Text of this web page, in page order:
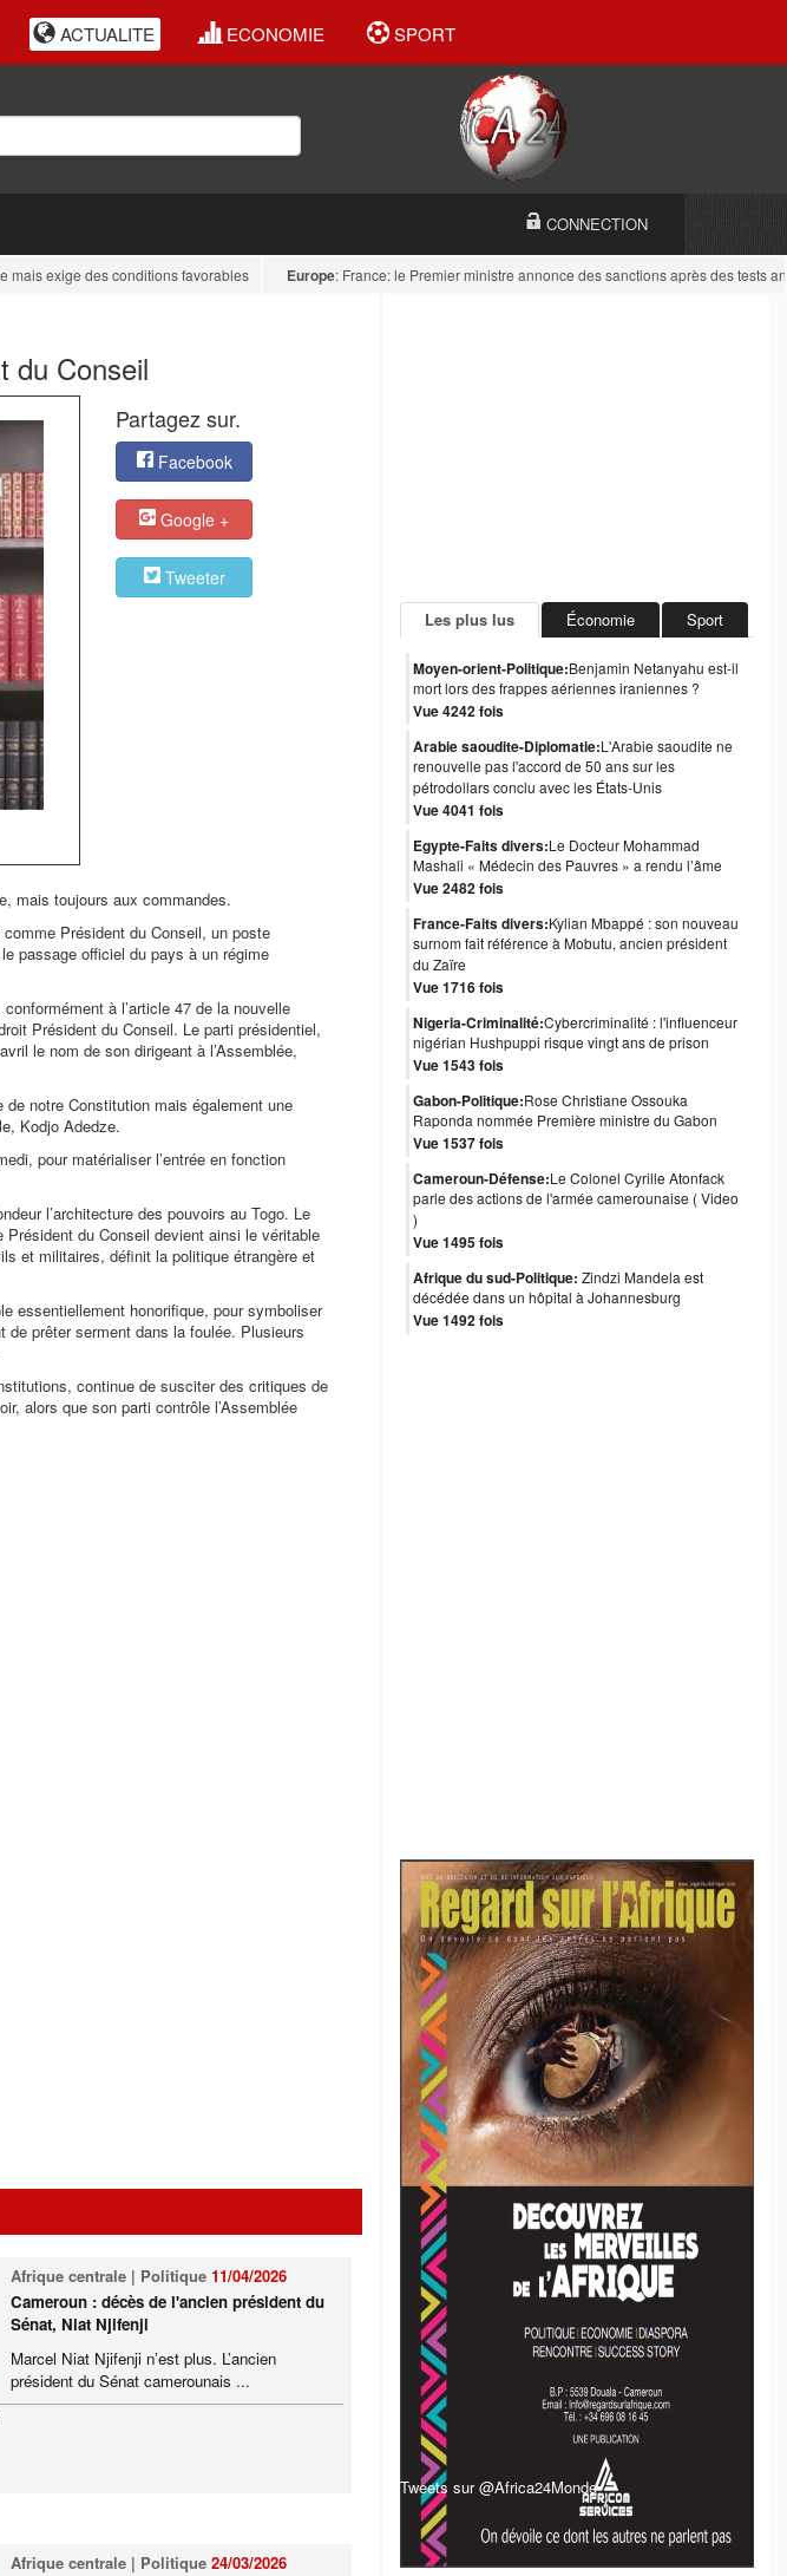
ACTUALITE ECONOMIE SPORT
CONNECTION
exige des conditions favorables Europe: France: le Premier ministre annonce des sanctions après des tests
du Conseil
Partagez sur.
Facebook
Google +
Tweeter
mais toujours aux commandes.
Président du Conseil, un poste
passage officiel du pays à un régime
à l’article 47 de la nouvelle
Président du Conseil. Le parti présidentiel,
le nom de son dirigeant à l’Assemblée,
notre Constitution mais également une
Kodjo Adedze.
pour matérialiser l’entrée en fonction
l’architecture des pouvoirs au Togo. Le
Président du Conseil devient ainsi le véritable
et militaires, définit la politique étrangère et
essentiellement honorifique, pour symboliser
de prêter serment dans la foulée. Plusieurs
continue de susciter des critiques de
alors que son parti contrôle l’Assemblée
Afrique centrale | Politique 11/04/2026
Cameroun : décès de l'ancien président du
Sénat, Niat Njifenji
Marcel Niat Njifenji n’est plus. L’ancien
président du Sénat camerounais ...
Afrique centrale | Politique 24/03/2026
Les plus lus Économie Sport
Moyen-orient-Politique:Benjamin Netanyahu est-il
mort lors des frappes aériennes iraniennes ?
Vue 4242 fois
Arabie saoudite-Diplomatie:L'Arabie saoudite ne
renouvelle pas l'accord de 50 ans sur les
pétrodollars conclu avec les États-Unis
Vue 4041 fois
Egypte-Faits divers:Le Docteur Mohammad
Mashali « Médecin des Pauvres » a rendu l’âme
Vue 2482 fois
France-Faits divers:Kylian Mbappé : son nouveau
surnom fait référence à Mobutu, ancien président
du Zaïre
Vue 1716 fois
Nigeria-Criminalité:Cybercriminalité : l'influenceur
nigérian Hushpuppi risque vingt ans de prison
Vue 1543 fois
Gabon-Politique:Rose Christiane Ossouka
Raponda nommée Première ministre du Gabon
Vue 1537 fois
Cameroun-Défense:Le Colonel Cyrille Atonfack
parle des actions de l'armée camerounaise ( Video
)
Vue 1495 fois
Afrique du sud-Politique: Zindzi Mandela est
décédée dans un hôpital à Johannesburg
Vue 1492 fois
Tweets sur @Africa24Monde